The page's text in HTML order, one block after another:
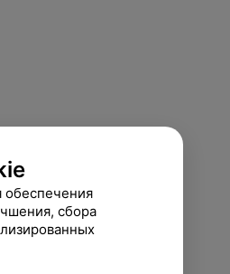
обеспечения
сбора